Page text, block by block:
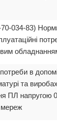
034-83)
в
та
ПЛ напругою
мереж